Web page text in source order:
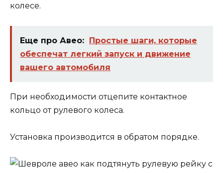
колесе.
Еще про Авео: Простые шаги, которые
обеспечат легкий запуск и движение
вашего автомобиля
При необходимости отцепите контактное
кольцо от рулевого колеса.
Установка производится в обратом порядке.